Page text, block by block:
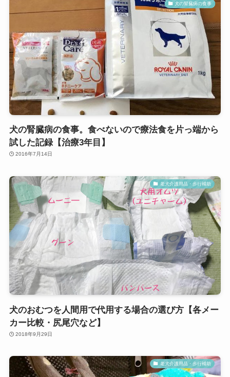
犬の腎臓病の食事
犬の腎臓病の食事。食べないので療法食を片っ端から
試した記録【治療3年目】
2016年7月14日
老犬介護用品・歩行補助
犬のおむつを人間用で代用する場合の選び方【各メー
カー比較・尻尾穴など】
2018年9月29日
老犬介護用品・歩行補助